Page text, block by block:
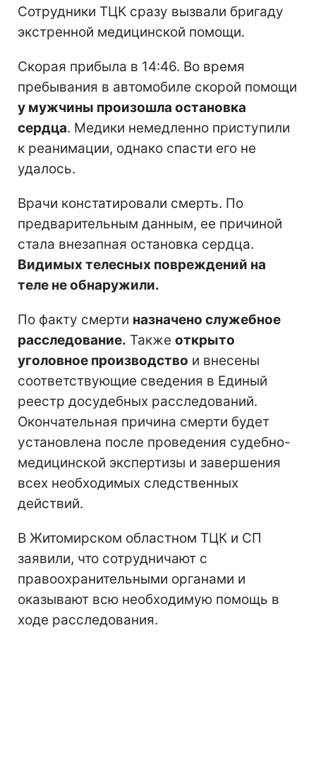
Сотрудники ТЦК сразу вызвали бригаду
экстренной медицинской помощи.
Скорая прибыла в 14:46. Во время
пребывания в автомобиле скорой помощи
у мужчины произошла остановка
сердца. Медики немедленно приступили
к реанимации, однако спасти его не
удалось.
Врачи констатировали смерть. По
предварительным данным, ее причиной
стала внезапная остановка сердца.
Видимых телесных повреждений на
теле не обнаружили.
По факту смерти назначено служебное
расследование. Также открыто
уголовное производство и внесены
соответствующие сведения в Единый
реестр досудебных расследований.
Окончательная причина смерти будет
установлена после проведения судебно-
медицинской экспертизы и завершения
всех необходимых следственных
действий.
В Житомирском областном ТЦК и СП
заявили, что сотрудничают с
правоохранительными органами и
оказывают всю необходимую помощь в
ходе расследования.